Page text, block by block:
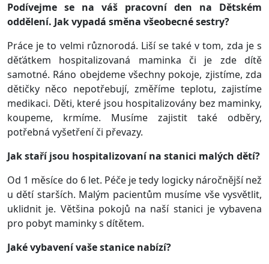
Podívejme se na váš pracovní den na Dětském
oddělení. Jak vypadá směna všeobecné sestry?
Práce je to velmi různorodá. Liší se také v tom, zda je s
děťátkem hospitalizovaná maminka či je zde dítě
samotné. Ráno obejdeme všechny pokoje, zjistíme, zda
dětičky něco nepotřebují, změříme teplotu, zajistíme
medikaci. Děti, které jsou hospitalizovány bez maminky,
koupeme, krmíme. Musíme zajistit také odběry,
potřebná vyšetření či převazy.
Jak staří jsou hospitalizovaní na stanici malých dětí?
Od 1 měsíce do 6 let. Péče je tedy logicky náročnější než
u dětí starších. Malým pacientům musíme vše vysvětlit,
uklidnit je. Většina pokojů na naší stanici je vybavena
pro pobyt maminky s dítětem.
Jaké vybavení vaše stanice nabízí?